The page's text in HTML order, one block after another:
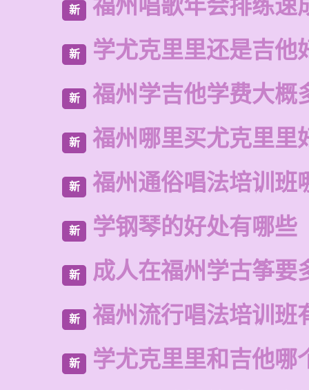
新 福州唱歌年会排练速
新 学尤克里里还是吉他
新 福州学吉他学费大概
新 福州哪里买尤克里里
新 福州通俗唱法培训班
新 学钢琴的好处有哪些
新 成人在福州学古筝要
新 福州流行唱法培训班
新 学尤克里里和吉他哪